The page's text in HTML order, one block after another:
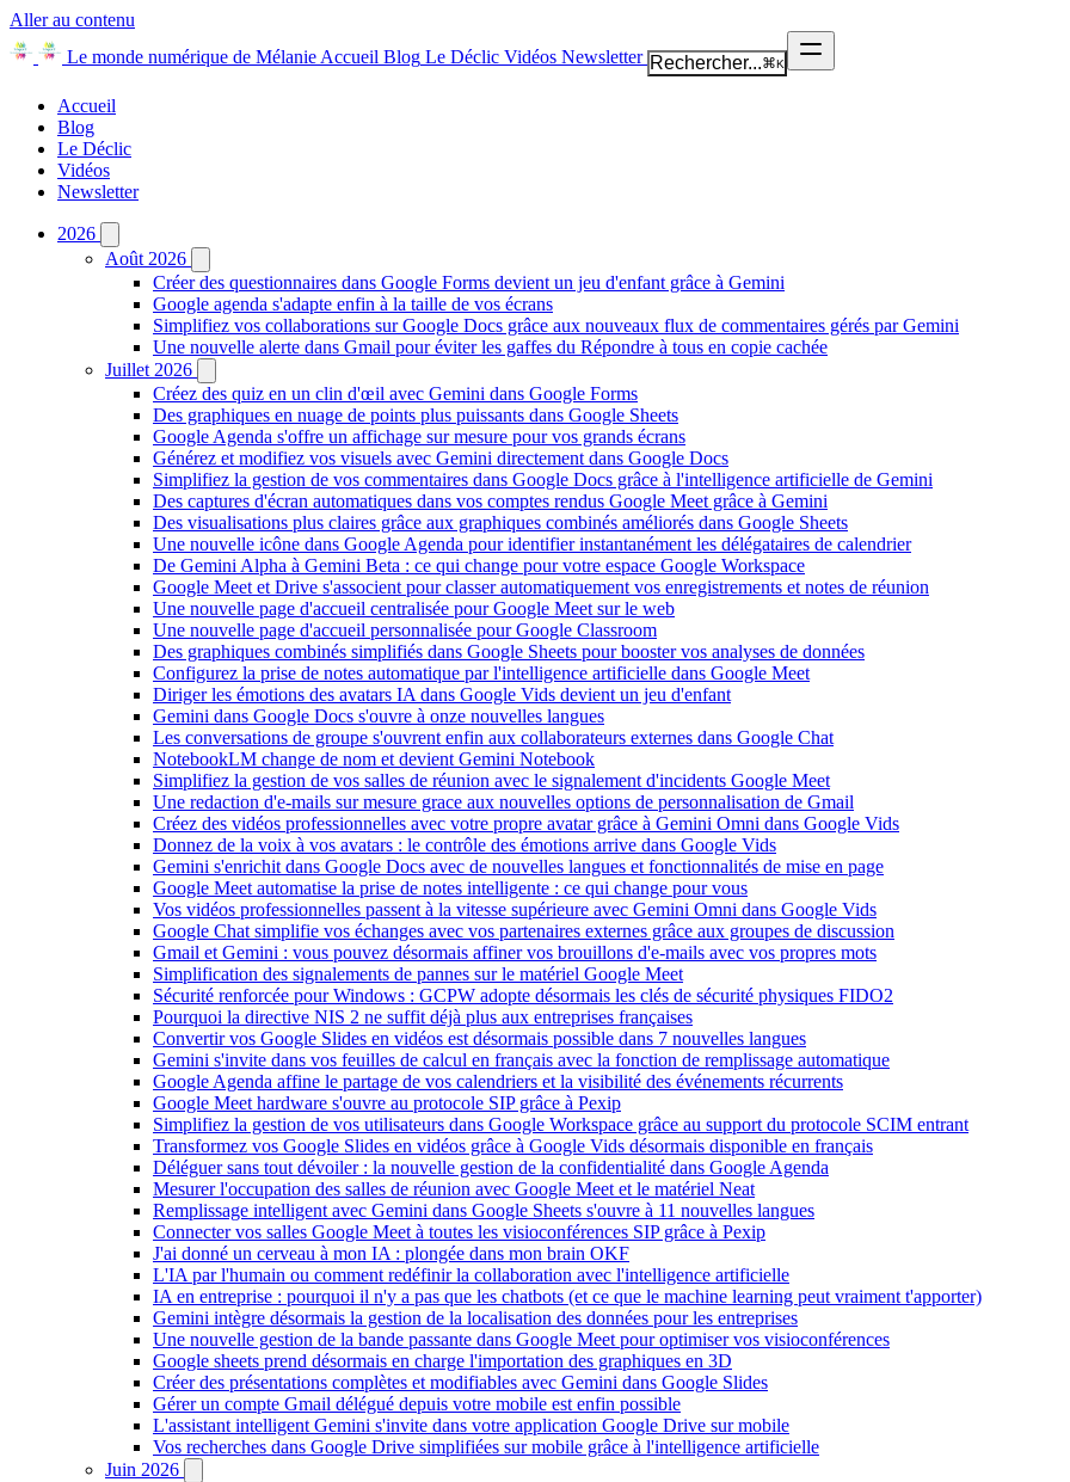
Aller au contenu
Le monde numérique de Mélanie Accueil Blog Le Déclic Vidéos Newsletter Rechercher...⌘K
Accueil
Blog
Le Déclic
Vidéos
Newsletter
2026
Août 2026
Créer des questionnaires dans Google Forms devient un jeu d'enfant grâce à Gemini
Google agenda s'adapte enfin à la taille de vos écrans
Simplifiez vos collaborations sur Google Docs grâce aux nouveaux flux de commentaires gérés par Gemini
Une nouvelle alerte dans Gmail pour éviter les gaffes du Répondre à tous en copie cachée
Juillet 2026
Créez des quiz en un clin d'œil avec Gemini dans Google Forms
Des graphiques en nuage de points plus puissants dans Google Sheets
Google Agenda s'offre un affichage sur mesure pour vos grands écrans
Générez et modifiez vos visuels avec Gemini directement dans Google Docs
Simplifiez la gestion de vos commentaires dans Google Docs grâce à l'intelligence artificielle de Gemini
Des captures d'écran automatiques dans vos comptes rendus Google Meet grâce à Gemini
Des visualisations plus claires grâce aux graphiques combinés améliorés dans Google Sheets
Une nouvelle icône dans Google Agenda pour identifier instantanément les délégataires de calendrier
De Gemini Alpha à Gemini Beta : ce qui change pour votre espace Google Workspace
Google Meet et Drive s'associent pour classer automatiquement vos enregistrements et notes de réunion
Une nouvelle page d'accueil centralisée pour Google Meet sur le web
Une nouvelle page d'accueil personnalisée pour Google Classroom
Des graphiques combinés simplifiés dans Google Sheets pour booster vos analyses de données
Configurez la prise de notes automatique par l'intelligence artificielle dans Google Meet
Diriger les émotions des avatars IA dans Google Vids devient un jeu d'enfant
Gemini dans Google Docs s'ouvre à onze nouvelles langues
Les conversations de groupe s'ouvrent enfin aux collaborateurs externes dans Google Chat
NotebookLM change de nom et devient Gemini Notebook
Simplifiez la gestion de vos salles de réunion avec le signalement d'incidents Google Meet
Une redaction d'e-mails sur mesure grace aux nouvelles options de personnalisation de Gmail
Créez des vidéos professionnelles avec votre propre avatar grâce à Gemini Omni dans Google Vids
Donnez de la voix à vos avatars : le contrôle des émotions arrive dans Google Vids
Gemini s'enrichit dans Google Docs avec de nouvelles langues et fonctionnalités de mise en page
Google Meet automatise la prise de notes intelligente : ce qui change pour vous
Vos vidéos professionnelles passent à la vitesse supérieure avec Gemini Omni dans Google Vids
Google Chat simplifie vos échanges avec vos partenaires externes grâce aux groupes de discussion
Gmail et Gemini : vous pouvez désormais affiner vos brouillons d'e-mails avec vos propres mots
Simplification des signalements de pannes sur le matériel Google Meet
Sécurité renforcée pour Windows : GCPW adopte désormais les clés de sécurité physiques FIDO2
Pourquoi la directive NIS 2 ne suffit déjà plus aux entreprises françaises
Convertir vos Google Slides en vidéos est désormais possible dans 7 nouvelles langues
Gemini s'invite dans vos feuilles de calcul en français avec la fonction de remplissage automatique
Google Agenda affine le partage de vos calendriers et la visibilité des événements récurrents
Google Meet hardware s'ouvre au protocole SIP grâce à Pexip
Simplifiez la gestion de vos utilisateurs dans Google Workspace grâce au support du protocole SCIM entrant
Transformez vos Google Slides en vidéos grâce à Google Vids désormais disponible en français
Déléguer sans tout dévoiler : la nouvelle gestion de la confidentialité dans Google Agenda
Mesurer l'occupation des salles de réunion avec Google Meet et le matériel Neat
Remplissage intelligent avec Gemini dans Google Sheets s'ouvre à 11 nouvelles langues
Connecter vos salles Google Meet à toutes les visioconférences SIP grâce à Pexip
J'ai donné un cerveau à mon IA : plongée dans mon brain OKF
L'IA par l'humain ou comment redéfinir la collaboration avec l'intelligence artificielle
IA en entreprise : pourquoi il n'y a pas que les chatbots (et ce que le machine learning peut vraiment t'apporter)
Gemini intègre désormais la gestion de la localisation des données pour les entreprises
Une nouvelle gestion de la bande passante dans Google Meet pour optimiser vos visioconférences
Google sheets prend désormais en charge l'importation des graphiques en 3D
Créer des présentations complètes et modifiables avec Gemini dans Google Slides
Gérer un compte Gmail délégué depuis votre mobile est enfin possible
L'assistant intelligent Gemini s'invite dans votre application Google Drive sur mobile
Vos recherches dans Google Drive simplifiées sur mobile grâce à l'intelligence artificielle
Juin 2026